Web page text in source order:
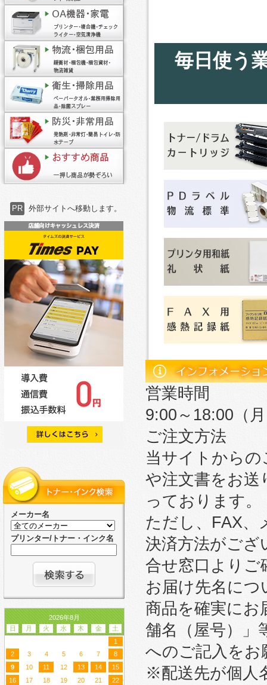
PR 外部サイトへ移動します。
メーカー名
プリンター/トナー・インク名
2026年8月
日
月 火 水 木 金
土
1
2
3 4 5 6 7
8
9
10 11 12 13 14
15
16
17 18 19 20 21
22
毎日使う
営業時間
9:00～18:00（
ご注文方法
当サイトから
や注文書をお送
っております。
ただし、FAX、
決済方法がござ
合せ窓口よりご
お届け先名につ
商品を確実にお
舗名（屋号）」
へのご記入をお
※配送先が個人